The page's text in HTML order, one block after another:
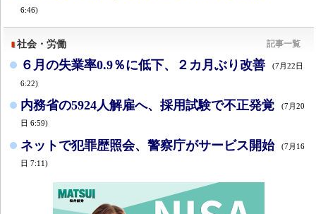
6:46)
社会・労働 記事一覧
６月の失業率0.9％に低下、２カ月ぶり改善 (7月22日
6:22)
内務省の5924人解雇へ、採用試験で不正発覚
(7月20
日 6:59)
ネットで犯罪歴照会、警察庁がサービス開始
(7月16
日 7:11)